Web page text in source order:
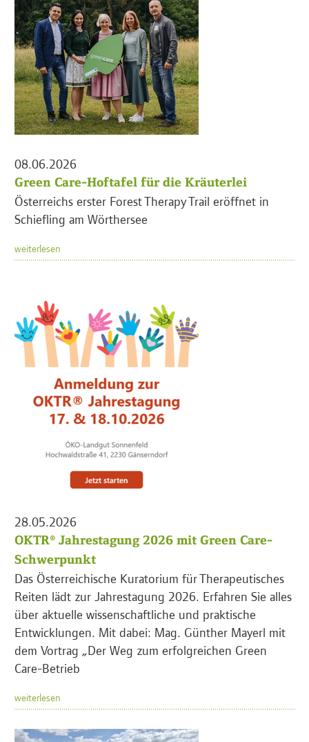
08.06.2026
Green Care-Hoftafel für die Kräuterlei
Österreichs erster Forest Therapy Trail eröffnet in
Schiefling am Wörthersee
weiterlesen
28.05.2026
OKTR® Jahrestagung 2026 mit Green Care-
Schwerpunkt
Das Österreichische Kuratorium für Therapeutisches
Reiten lädt zur Jahrestagung 2026. Erfahren Sie alles
über aktuelle wissenschaftliche und praktische
Entwicklungen. Mit dabei: Mag. Günther Mayerl mit
dem Vortrag „Der Weg zum erfolgreichen Green
Care-Betrieb
weiterlesen